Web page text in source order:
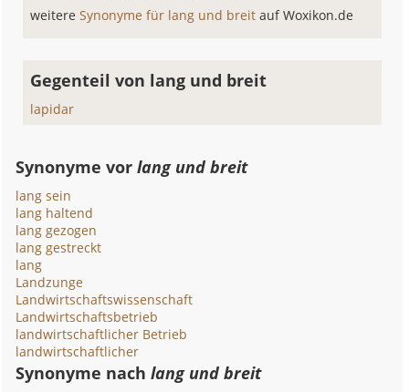
weitereSynonyme für lang und breitauf Woxikon.de
Gegenteil von lang und breit
lapidar
Synonyme vorlang und breit
lang sein
lang haltend
lang gezogen
lang gestreckt
lang
Landzunge
Landwirtschaftswissenschaft
Landwirtschaftsbetrieb
landwirtschaftlicher Betrieb
landwirtschaftlicher
Synonyme nachlang und breit